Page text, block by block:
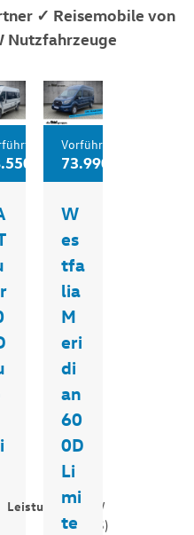
✓ Reisemobile von
Nutzfahrzeuge
€
Leistung
103 kW
(140 PS)
Vorführfahrzeug
73.990,00 €
W
es
tfa
lia
M
eri
di
an
60
0D
Li
mi
te